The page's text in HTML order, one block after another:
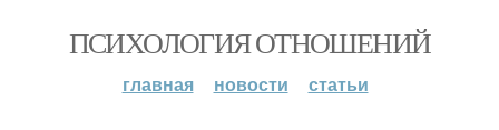
ПСИХОЛОГИЯ ОТНОШЕНИЙ
главная новости статьи